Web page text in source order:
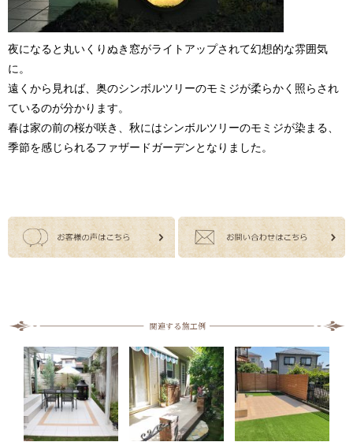
夜になると丸いくりぬき窓がライトアップされて幻想的な雰囲気
に。
遠くから見れば、奥のシンボルツリーのモミジが柔らかく照らされ
ているのが分かります。
春は家の前の桜が咲き、秋にはシンボルツリーのモミジが染まる、
季節を感じられるファザードガーデンとなりました。